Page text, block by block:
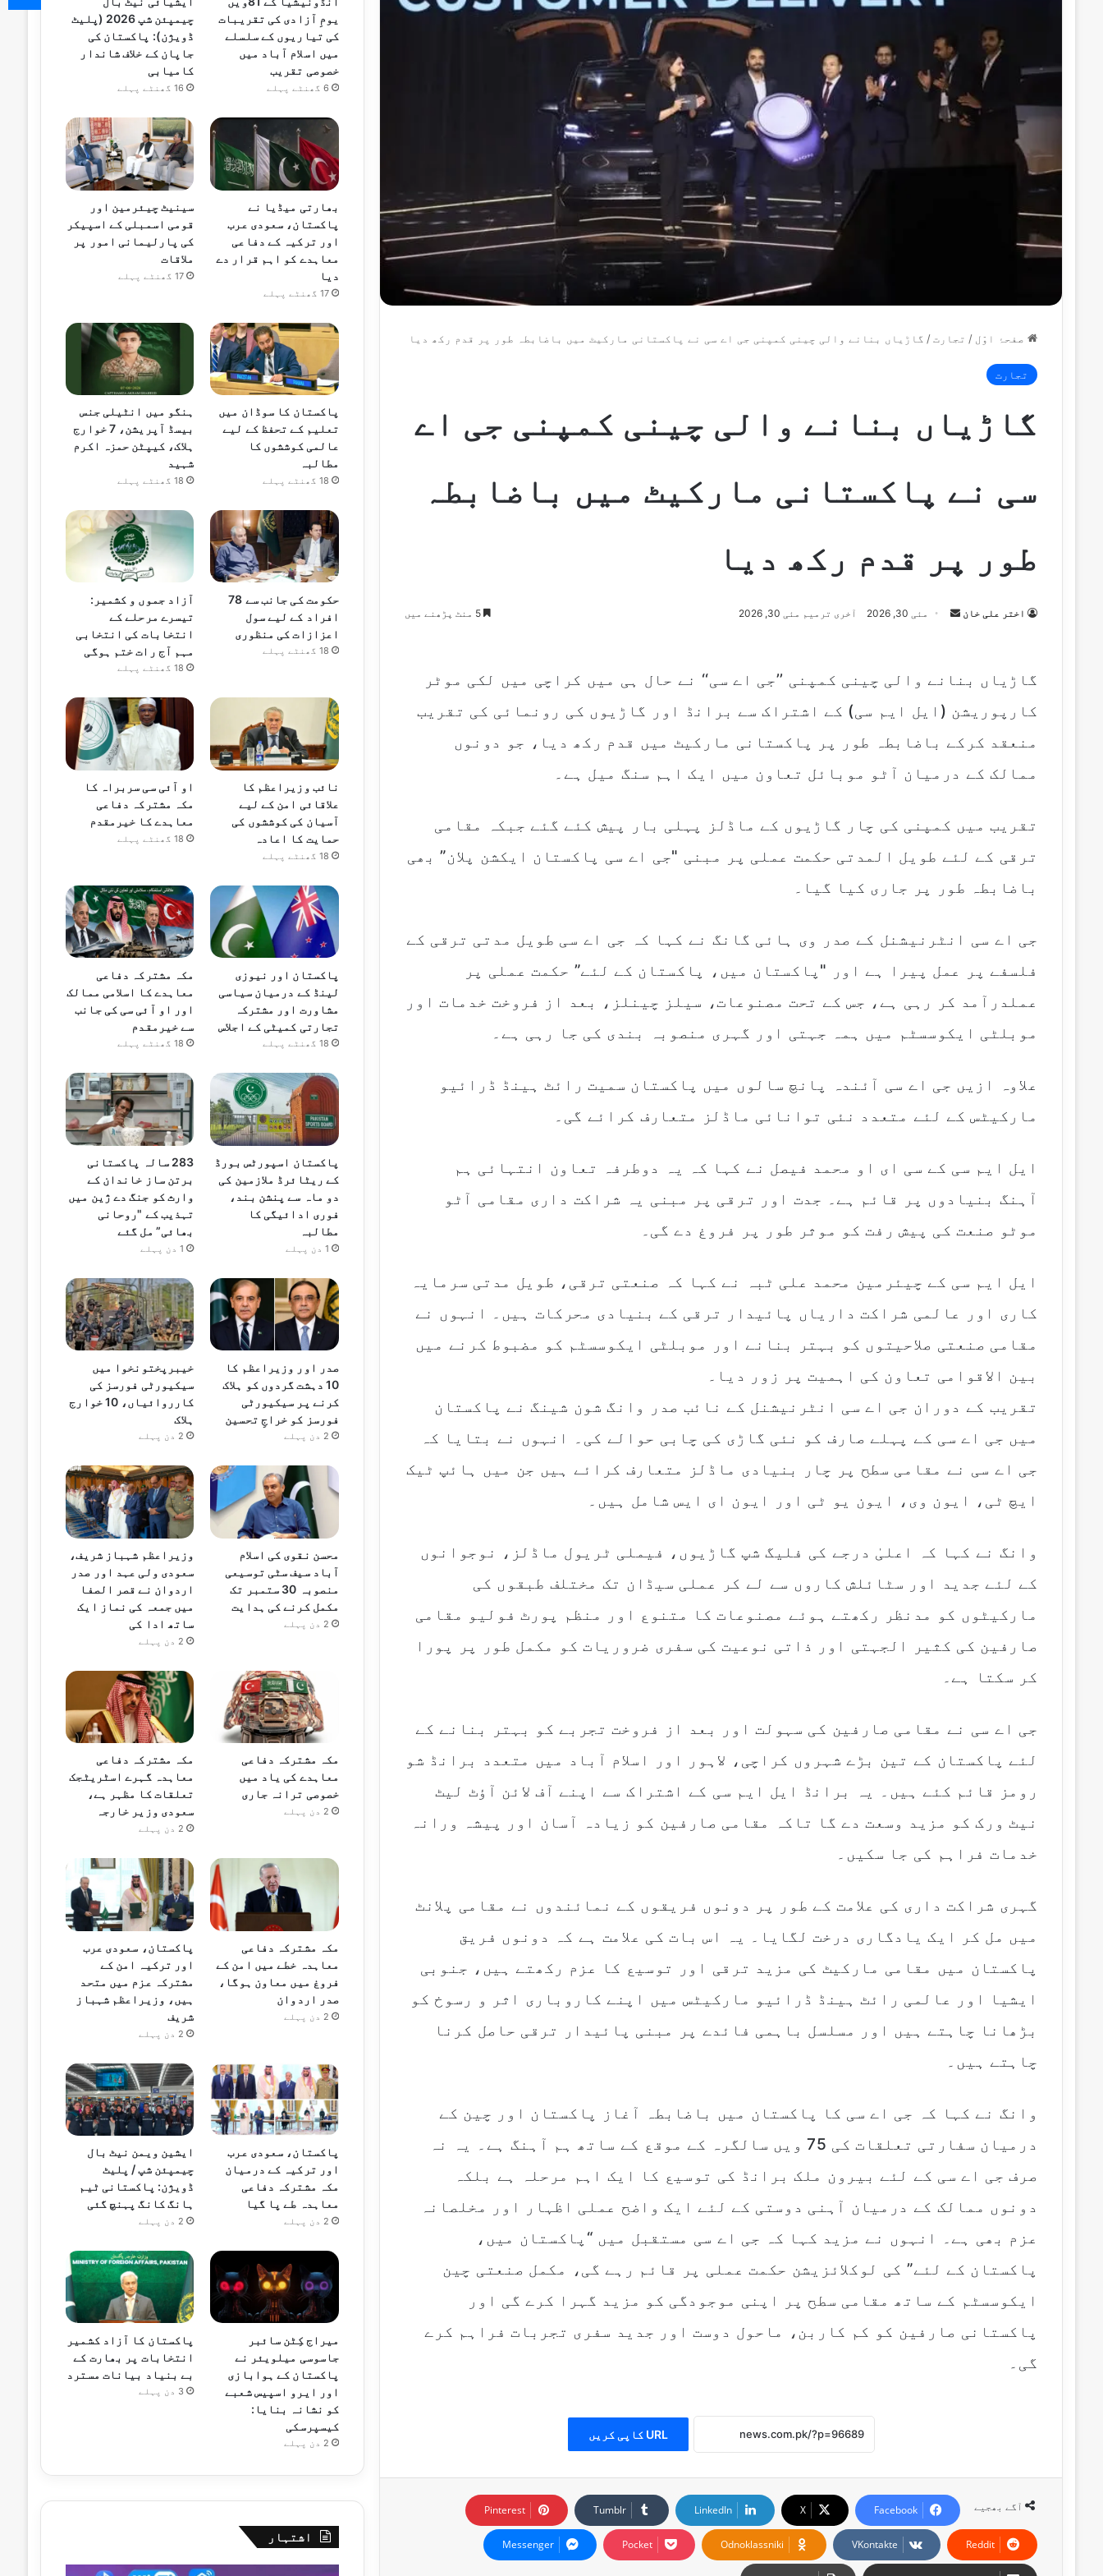
صفحۂ اوّل / تجارت / گاڑیاں بنانے والی چینی کمپنی جی اے سی نے پاکستانی مارکیٹ میں باضابطہ طور پر قدم رکھ دیا
تجارت
گاڑیاں بنانے والی چینی کمپنی جی اے
سی نے پاکستانی مارکیٹ میں باضابطہ
طور پر قدم رکھ دیا
اختر علی خان
Send مئی 30, 2026 آخری ترمیم مئی 30, 2026 5 منٹ پڑھنے میں
گاڑیاں بنانے والی چینی کمپنی ’’جی اے سی‘‘ نے حال ہی میں کراچی میں لکی موٹر
کارپوریشن (ایل ایم سی) کے اشتراک سے برانڈ اور گاڑیوں کی رونمائی کی تقریب
منعقد کرکے باضابطہ طور پر پاکستانی مارکیٹ میں قدم رکھ دیا، جو دونوں
ممالک کے درمیان آٹو موبائل تعاون میں ایک اہم سنگ میل ہے۔
تقریب میں کمپنی کی چار گاڑیوں کے ماڈلز پہلی بار پیش کئے گئے جبکہ مقامی
ترقی کے لئے طویل المدتی حکمت عملی پر مبنی "جی اے سی پاکستان ایکشن پلان” بھی
باضابطہ طور پر جاری کیا گیا۔
جی اے سی انٹرنیشنل کے صدر وی ہائی گانگ نے کہا کہ جی اے سی طویل مدتی ترقی کے
فلسفے پر عمل پیرا ہے اور "پاکستان میں، پاکستان کے لئے” حکمت عملی پر
عملدرآمد کر رہی ہے، جس کے تحت مصنوعات، سیلز چینلز، بعد از فروخت خدمات اور
موبلٹی ایکوسسٹم میں ہمہ جہتی اور گہری منصوبہ بندی کی جا رہی ہے۔
علاوہ ازیں جی اے سی آئندہ پانچ سالوں میں پاکستان سمیت رائٹ ہینڈ ڈرائیو
مارکیٹس کے لئے متعدد نئی توانائی ماڈلز متعارف کرائے گی۔
ایل ایم سی کے سی ای او محمد فیصل نے کہا کہ یہ دوطرفہ تعاون انتہائی ہم
آہنگ بنیادوں پر قائم ہے۔ جدت اور ترقی پر مبنی یہ شراکت داری مقامی آٹو
موٹو صنعت کی پیش رفت کو موثر طور پر فروغ دے گی۔
ایل ایم سی کے چیئرمین محمد علی ٹبہ نے کہا کہ صنعتی ترقی، طویل مدتی سرمایہ
کاری اور عالمی شراکت داریاں پائیدار ترقی کے بنیادی محرکات ہیں۔ انہوں نے
مقامی صنعتی صلاحیتوں کو بہتر بنانے اور موبلٹی ایکوسسٹم کو مضبوط کرنے میں
بین الاقوامی تعاون کی اہمیت پر زور دیا۔
تقریب کے دوران جی اے سی انٹرنیشنل کے نائب صدر وانگ شون شینگ نے پاکستان
میں جی اے سی کے پہلے صارف کو نئی گاڑی کی چابی حوالے کی۔ انہوں نے بتایا کہ
جی اے سی نے مقامی سطح پر چار بنیادی ماڈلز متعارف کرائے ہیں جن میں ہائپ ٹیک
ایچ ٹی، ایون وی، ایون یو ٹی اور ایون ای ایس شامل ہیں۔
وانگ نے کہا کہ اعلیٰ درجے کی فلیگ شپ گاڑیوں، فیملی ٹریول ماڈلز، نوجوانوں
کے لئے جدید اور سٹائلش کاروں سے لے کر عملی سیڈان تک مختلف طبقوں کی
مارکیٹوں کو مدنظر رکھتے ہوئے مصنوعات کا متنوع اور منظم پورٹ فولیو مقامی
صارفین کی کثیر الجہتی اور ذاتی نوعیت کی سفری ضروریات کو مکمل طور پر پورا
کر سکتا ہے۔
جی اے سی نے مقامی صارفین کی سہولت اور بعد از فروخت تجربے کو بہتر بنانے کے
لئے پاکستان کے تین بڑے شہروں کراچی، لاہور اور اسلام آباد میں متعدد برانڈ شو
رومز قائم کئے ہیں۔ یہ برانڈ ایل ایم سی کے اشتراک سے اپنے آف لائن آؤٹ لیٹ
نیٹ ورک کو مزید وسعت دے گا تاکہ مقامی صارفین کو زیادہ آسان اور پیشہ ورانہ
خدمات فراہم کی جا سکیں۔
گہری شراکت داری کی علامت کے طور پر دونوں فریقوں کے نمائندوں نے مقامی پلانٹ
میں مل کر ایک یادگاری درخت لگایا۔ یہ اس بات کی علامت ہے کہ دونوں فریق
پاکستان میں مقامی مارکیٹ کی مزید ترقی اور توسیع کا عزم رکھتے ہیں، جنوبی
ایشیا اور عالمی رائٹ ہینڈ ڈرائیو مارکیٹس میں اپنے کاروباری اثر و رسوخ کو
بڑھانا چاہتے ہیں اور مسلسل باہمی فائدے پر مبنی پائیدار ترقی حاصل کرنا
چاہتے ہیں۔
وانگ نے کہا کہ جی اے سی کا پاکستان میں باضابطہ آغاز پاکستان اور چین کے
درمیان سفارتی تعلقات کی 75 ویں سالگرہ کے موقع کے ساتھ ہم آہنگ ہے۔ یہ نہ
صرف جی اے سی کے لئے بیرون ملک برانڈ کی توسیع کا ایک اہم مرحلہ ہے بلکہ
دونوں ممالک کے درمیان آہنی دوستی کے لئے ایک واضح عملی اظہار اور مخلصانہ
عزم بھی ہے۔ انہوں نے مزید کہا کہ جی اے سی مستقبل میں “پاکستان میں،
پاکستان کے لئے” کی لوکلائزیشن حکمت عملی پر قائم رہے گی، مکمل صنعتی چین
ایکوسسٹم کے ساتھ مقامی سطح پر اپنی موجودگی کو مزید گہرا کرے گی اور
پاکستانی صارفین کو کم کاربن، ماحول دوست اور جدید سفری تجربات فراہم کرے
گی۔
URL کاپی کریں
آگے بھجیے Facebook
X
LinkedIn
Tumblr
Pinterest
Reddit
VKontakte
Odnoklassniki
Pocket
Messenger
یومِ آزادی کی تقریبات
کی تیاریوں کے سلسلے
میں اسلام آباد میں
خصوصی تقریب
6 گھنٹے پہلے
چیمپئن شپ 2026 (پلیٹ
ڈویژن): پاکستان کی
جاپان کے خلاف شاندار
کامیابی
16 گھنٹے پہلے
بھارتی میڈیا نے
پاکستان، سعودی عرب
اور ترکیہ کے دفاعی
معاہدے کو اہم قرار دے
دیا
17 گھنٹے پہلے
سینیٹ چیئرمین اور
قومی اسمبلی کے اسپیکر
کی پارلیمانی امور پر
ملاقات
17 گھنٹے پہلے
پاکستان کا سوڈان میں
تعلیم کے تحفظ کے لیے
عالمی کوششوں کا
مطالبہ
18 گھنٹے پہلے
ہنگو میں انٹیلی جنس
بیسڈ آپریشن، 7 خوارج
ہلاک، کیپٹن حمزہ اکرم
شہید
18 گھنٹے پہلے
حکومت کی جانب سے 78
افراد کے لیے سول
اعزازات کی منظوری
18 گھنٹے پہلے
آزاد جموں و کشمیر:
تیسرے مرحلے کے
انتخابات کی انتخابی
مہم آج رات ختم ہوگی
18 گھنٹے پہلے
نائب وزیراعظم کا
علاقائی امن کے لیے
آسیان کی کوششوں کی
حمایت کا اعادہ
18 گھنٹے پہلے
او آئی سی سربراہ کا
مکہ مشترکہ دفاعی
معاہدے کا خیرمقدم
18 گھنٹے پہلے
پاکستان اور نیوزی
لینڈ کے درمیان سیاسی
مشاورت اور مشترکہ
تجارتی کمیٹی کے اجلاس
18 گھنٹے پہلے
مکہ مشترکہ دفاعی
معاہدے کا اسلامی ممالک
اور او آئی سی کی جانب
سے خیرمقدم
18 گھنٹے پہلے
پاکستان اسپورٹس بورڈ
کے ریٹائرڈ ملازمین کی
دو ماہ سے پنشن بند،
فوری ادائیگی کا
مطالبہ
1 دن پہلے
283 سالہ پاکستانی
برتن ساز خاندان کے
وارث کو جنگ دے ژین میں
تہذیب کے "روحانی
بھائی” مل گئے
1 دن پہلے
صدر اور وزیراعظم کا
10 دہشت گردوں کو ہلاک
کرنے پر سیکیورٹی
فورسز کو خراجِ تحسین
2 دن پہلے
خیبرپختونخوا میں
سیکیورٹی فورسز کی
کارروائیاں، 10 خوارج
ہلاک
2 دن پہلے
محسن نقوی کی اسلام
آباد سیف سٹی توسیعی
منصوبہ 30 ستمبر تک
مکمل کرنے کی ہدایت
2 دن پہلے
وزیراعظم شہباز شریف،
سعودی ولی عہد اور صدر
اردوان نے قصر الصفا
میں جمعہ کی نماز ایک
ساتھ ادا کی
2 دن پہلے
مکہ مشترکہ دفاعی
معاہدے کی یاد میں
خصوصی ترانہ جاری
2 دن پہلے
مکہ مشترکہ دفاعی
معاہدہ گہرے اسٹریٹجک
تعلقات کا مظہر ہے،
سعودی وزیر خارجہ
2 دن پہلے
مکہ مشترکہ دفاعی
معاہدہ خطے میں امن کے
فروغ میں معاون ہوگا،
صدر اردوان
2 دن پہلے
پاکستان، سعودی عرب
اور ترکیہ امن کے
مشترکہ عزم میں متحد
ہیں، وزیراعظم شہباز
شریف
2 دن پہلے
پاکستان، سعودی عرب
اور ترکیہ کے درمیان
مکہ مشترکہ دفاعی
معاہدہ طے پا گیا
2 دن پہلے
ایشین ویمن نیٹ بال
چیمپئن شپ / پلیٹ
ڈویژن: پاکستانی ٹیم
ہانگ کانگ پہنچ گئی
2 دن پہلے
میراج کِٹن سائبر
جاسوسی میلویئر نے
پاکستان کے ہوابازی
اور ایرو اسپیس شعبے
کو نشانہ بنایا:
کیسپرسکی
2 دن پہلے
پاکستان کا آزاد کشمیر
انتخابات پر بھارت کے
بے بنیاد بیانات مسترد
3 دن پہلے
اشتہار